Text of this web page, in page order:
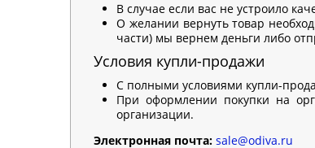
В случае если вас не устроило
О желании вернуть товар
части) мы вернем деньги либо
Условия купли-продажи
С полными условиями купли-
При оформлении покупки на
организации.
Электронная почта: sale@odiva.ru